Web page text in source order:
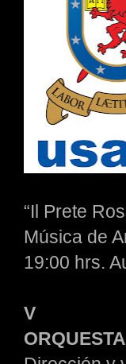
“Il Prete
Música de
19:00 hrs.
V